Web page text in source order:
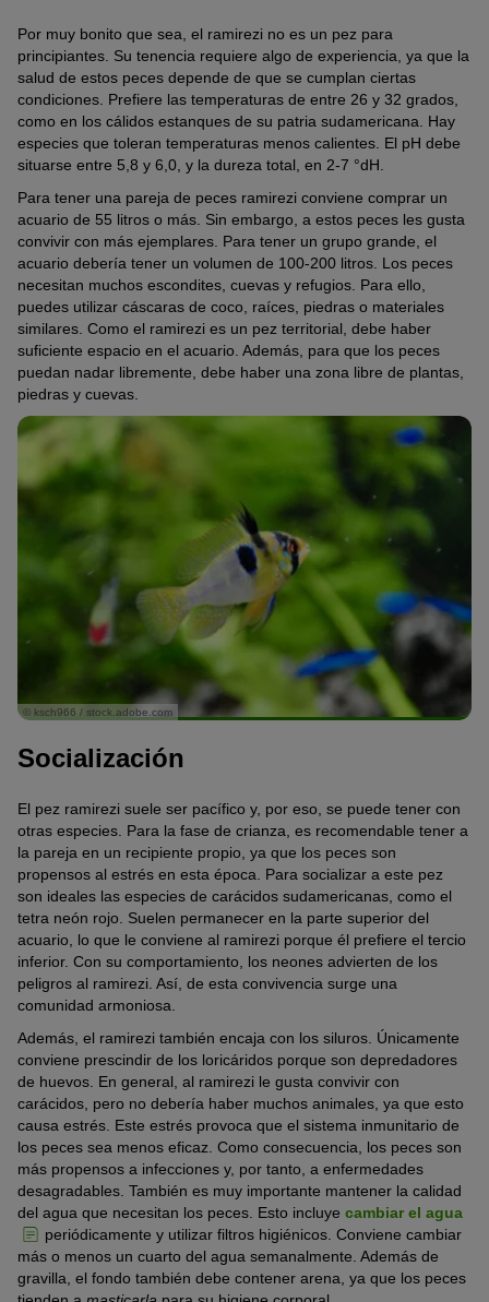
Por muy bonito que sea, el ramirezi no es un pez para
principiantes. Su tenencia requiere algo de experiencia, ya que la
salud de estos peces depende de que se cumplan ciertas
condiciones. Prefiere las temperaturas de entre 26 y 32 grados,
como en los cálidos estanques de su patria sudamericana. Hay
especies que toleran temperaturas menos calientes. El pH debe
situarse entre 5,8 y 6,0, y la dureza total, en 2-7 °dH.
Para tener una pareja de peces ramirezi conviene comprar un
acuario de 55 litros o más. Sin embargo, a estos peces les gusta
convivir con más ejemplares. Para tener un grupo grande, el
acuario debería tener un volumen de 100-200 litros. Los peces
necesitan muchos escondites, cuevas y refugios. Para ello,
puedes utilizar cáscaras de coco, raíces, piedras o materiales
similares. Como el ramirezi es un pez territorial, debe haber
suficiente espacio en el acuario. Además, para que los peces
puedan nadar libremente, debe haber una zona libre de plantas,
piedras y cuevas.
© ksch966 / stock.adobe.com
Socialización
El pez ramirezi suele ser pacífico y, por eso, se puede tener con
otras especies. Para la fase de crianza, es recomendable tener a
la pareja en un recipiente propio, ya que los peces son
propensos al estrés en esta época. Para socializar a este pez
son ideales las especies de carácidos sudamericanas, como el
tetra neón rojo. Suelen permanecer en la parte superior del
acuario, lo que le conviene al ramirezi porque él prefiere el tercio
inferior. Con su comportamiento, los neones advierten de los
peligros al ramirezi. Así, de esta convivencia surge una
comunidad armoniosa.
Además, el ramirezi también encaja con los siluros. Únicamente
conviene prescindir de los loricáridos porque son depredadores
de huevos. En general, al ramirezi le gusta convivir con
carácidos, pero no debería haber muchos animales, ya que esto
causa estrés. Este estrés provoca que el sistema inmunitario de
los peces sea menos eficaz. Como consecuencia, los peces son
más propensos a infecciones y, por tanto, a enfermedades
desagradables. También es muy importante mantener la calidad
del agua que necesitan los peces. Esto incluye cambiar el agua
periódicamente y utilizar filtros higiénicos. Conviene cambiar
más o menos un cuarto del agua semanalmente. Además de
gravilla, el fondo también debe contener arena, ya que los peces